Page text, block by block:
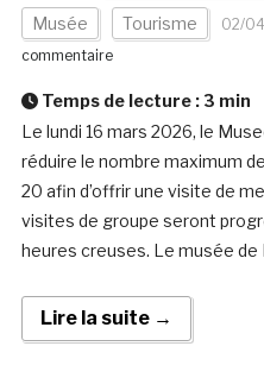
Musée Tourisme 02/
commentaire
Temps de lecture : 3 min
Le lundi 16 mars 2026, le
réduire le nombre maximum
20 afin d’offrir une visite de
visites de groupe seront
heures creuses. Le musée
Lire la suite →